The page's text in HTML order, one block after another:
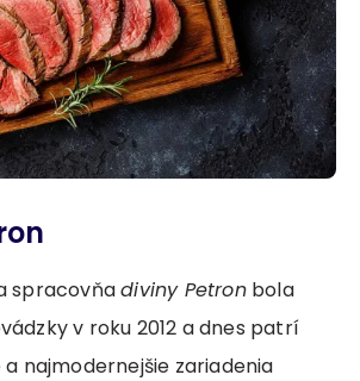
spracovňadiviny Petronbola
v roku 2012 a dnes patrí
najmodernejšie zariadenia